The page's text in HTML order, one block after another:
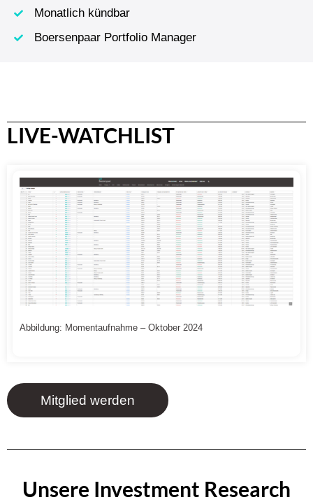
Monatlich kündbar
Boersenpaar Portfolio Manager
LIVE-WATCHLIST
Abbildung: Momentaufnahme – Oktober 2024
Mitglied werden
Unsere Investment Research